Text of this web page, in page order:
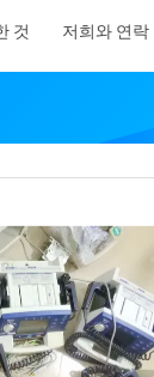
것 저희와 연락